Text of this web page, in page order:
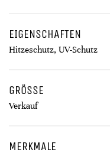
EIGENSCHAFTEN
Hitzeschutz, UV-Schutz
GRÖSSE
Verkauf
MERKMALE